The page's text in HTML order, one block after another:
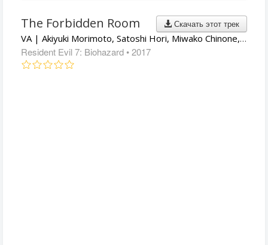
Скачать этот трек
The Forbidden Room
VA | Akiyuki Morimoto, Satoshi Hori, Miwako Chinone, Cris Velasco, Brian D'Oliveira
Resident Evil 7: Biohazard • 2017